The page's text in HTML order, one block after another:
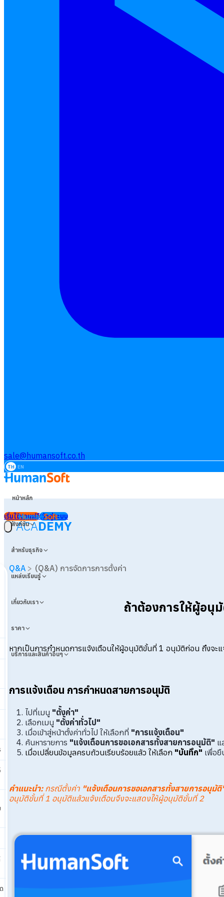
sale@humansoft.co.th
TH EN
หน้าหลัก
ฟังก์ชัน
สำหรับธุรกิจ
แหล่งเรียนรู้
เกี่ยวกับเรา
ราคา
บริการและสินค้าอื่นๆ
เริ่มใช้งานฟรีเข้าสู่ระบบ
ACADEMY
Q&A > (Q&A) การจัดการการตั้งค่า
ถ้าต้องการให้ผู้อนุ
หากเป็นการกำหนดการแจ้งเตือนให้ผู้อนุมัติขั้นที่ 1 อนุมัติก่อน ถึงจะ
การแจ้งเตือน การกำหนดสายการอนุมัติ
ไปที่เมนู "ตั้งค่า"
เลือกเมนู "ตั้งค่าทั่วไป"
เมื่อเข้าสู่หน้าตั้งค่าทั่วไป ให้เลือกที่ "การแจ้งเตือน"
ค้นหารายการ "แจ้งเตือนการขอเอกสารทั้งสายการอนุมัติ" แ
เมื่อเปลี่ยนข้อมูลครบถ้วนเรียบร้อยแล้ว ให้เลือก "บันทึก" เพื่อ
คำแนะนำ:กรณีตั้งค่า "แจ้งเตือนการขอเอกสารทั้งสายการอนุมั
อนุมัติขั้นที่ 1 อนุมัติแล้วแจ้งเตือนจึงจะแสดงให้ผู้อนุมัติขั้นที่ 2